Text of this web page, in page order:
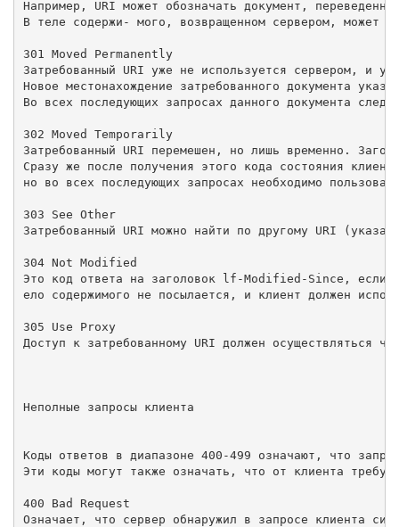
Например, URI может обозначать документ,
В теле содержи- мого, возвращенном сервером, может
301 Moved Permanently
Затребованный URI уже не используется сервером, и
Новое местонахождение затребованного документа
Во всех последующих запросах данного документа
302 Moved Temporarily
Затребованный URI перемешен, но лишь временно.
Сразу же после получения этого кода состояния
но во всех последующих запросах необходимо
303 See Other
Затребованный URI можно найти по другому URI
304 Not Modified
Это код ответа на заголовок lf-Modified-Since, если
ело содержимого не посылается, и клиент должен
305 Use Proxy
Доступ к затребованному URI должен осуществляться
Неполные запросы клиента
Коды ответов в диапазоне 400-499 означают, что
Эти коды могут также означать, что от клиента
400 Bad Request
Означает, что сервер обнаружил в запросе клиента